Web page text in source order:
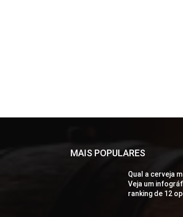
MAIS POPULARES
Qual a cerveja
Veja um
ranking de 12